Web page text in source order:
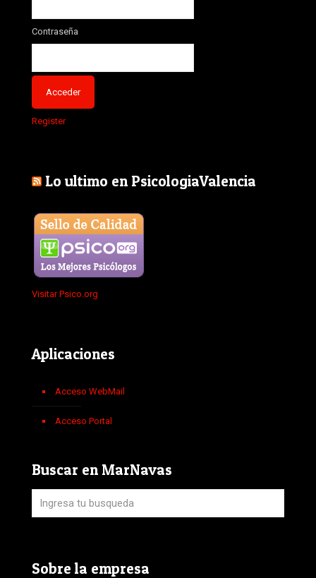
Contraseña
Register
Lo ultimo en PsicologiaValencia
Visitar Psico.org
Aplicaciones
Acceso WebMail
Acceso Portal
Buscar en MarNavas
Sobre la empresa